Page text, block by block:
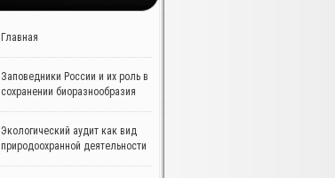
Главная
Заповедники России и их роль в
сохранении биоразнообразия
Экологический аудит как вид
природоохранной деятельности